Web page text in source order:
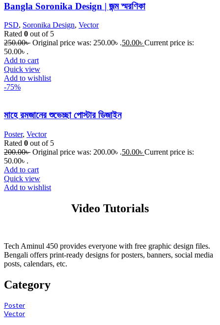
Bangla Soronika Design | জন্ম স্মরণিকা
PSD, Soronika Design, Vector
Rated 0 out of 5
250.00৳ Original price was: 250.00৳ .50.00৳ Current price is:
50.00৳ .
Add to cart
Quick view
Add to wishlist
-75%
মাহে রমজানের শুভেচ্ছা পোস্টার ডিজাইন
Poster, Vector
Rated 0 out of 5
200.00৳ Original price was: 200.00৳ .50.00৳ Current price is:
50.00৳ .
Add to cart
Quick view
Add to wishlist
Video Tutorials
Tech Aminul 450 provides everyone with free graphic design files.
Bengali offers print-ready designs for posters, banners, social media
posts, calendars, etc.
Category
Poster
Vector